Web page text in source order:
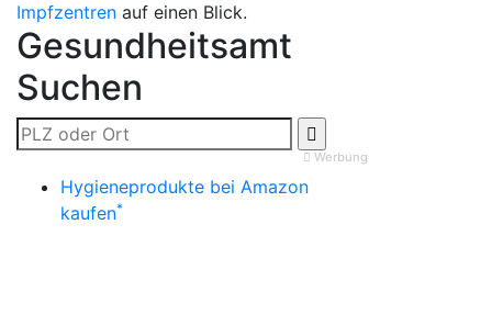
Impfzentren auf einen Blick.
Gesundheitsamt
Suchen
Werbung
Hygieneprodukte bei Amazon
kaufen*